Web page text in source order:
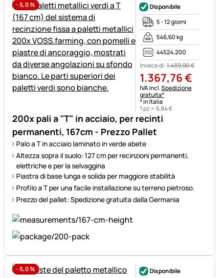
-5,0%
200x pali a "T" in acciaio, per recinti
permanenti, 167cm - Prezzo Pallet
Palo a T in acciaio laminato in verde abete
Altezza sopra il suolo: 127 cm per recinzioni permanenti,
elettriche e per la selvaggina
Piastra di base lunga e solida per maggiore stabilità
Profilo a T per una facile installazione su terreno pietroso.
Prezzo del pallet: Spedizione gratuita dalla Germania
Disponibile
5 - 12 giorni
546,60 kg
44524.200
Invece di:1.439,90€
1.367,76€
Informazioni fiscali:
IVA incl.Spedizione
gratuita*
* in Italia
1 pz = 6,84€
-5,0% Disponibile